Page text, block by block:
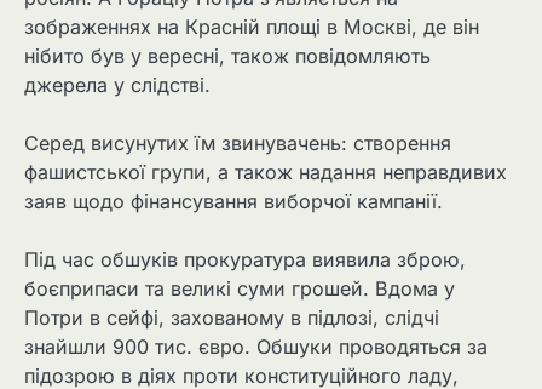
зображеннях на Красній площі в Москві, де він
нібито був у вересні, також повідомляють
джерела у слідстві.
Серед висунутих їм звинувачень: створення
фашистської групи, а також надання неправдивих
заяв щодо фінансування виборчої кампанії.
Під час обшуків прокуратура виявила зброю,
боєприпаси та великі суми грошей. Вдома у
Потри в сейфі, захованому в підлозі, слідчі
знайшли 900 тис. євро. Обшуки проводяться за
підозрою в діях проти конституційного ладу,